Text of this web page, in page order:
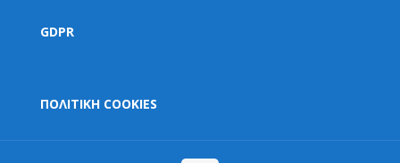
GDPR
ΠΟΛΙΤΙΚΗ COOKIES